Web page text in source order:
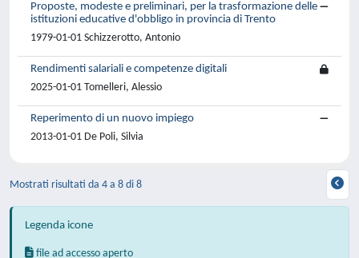
Proposte, modeste e preliminari, per la trasformazione delle
istituzioni educative d'obbligo in provincia di Trento
1979-01-01 Schizzerotto, Antonio
Rendimenti salariali e competenze digitali
2025-01-01 Tomelleri, Alessio
Reperimento di un nuovo impiego
2013-01-01 De Poli, Silvia
Mostrati risultati da 4 a 8 di 8
Legenda icone
file ad accesso aperto